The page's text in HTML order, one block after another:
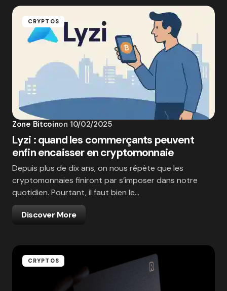
CRYPTOS
Zone Bitcoinon 10/02/2025
Lyzi : quand les commerçants peuvent
enfin encaisser en cryptomonnaie
Depuis plus de dix ans, on nous répète que les
cryptomonnaies finiront par s’imposer dans notre
quotidien. Pourtant, il faut bien le…
Discover More
CRYPTOS